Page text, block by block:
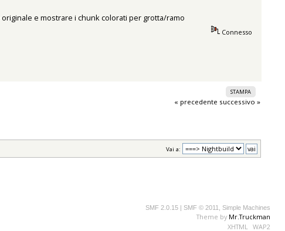
e mostrare i chunk colorati per grotta/ramo
Connesso
STAMPA
« precedente successivo »
Vai a:
SMF 2.0.15 SMF © 2011 Simple Machines
Theme by Mr.Truckman
XHTML WAP2